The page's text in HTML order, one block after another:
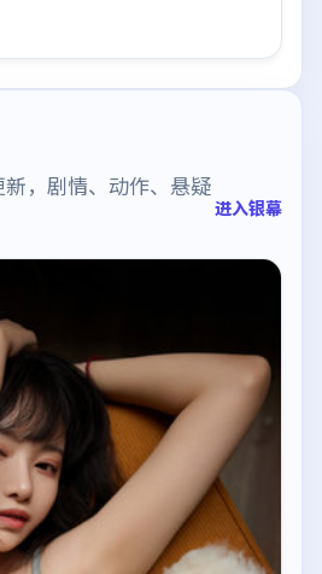
，剧情、动作、悬疑
进入银幕